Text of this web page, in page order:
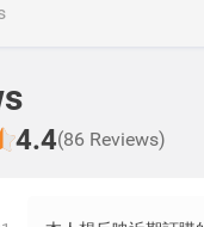
4.4(86 Reviews)